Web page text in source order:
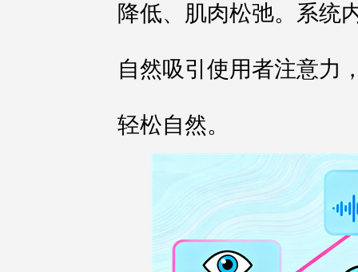
降低、肌肉松弛。系统
自然吸引使用者注意力
轻松自然。